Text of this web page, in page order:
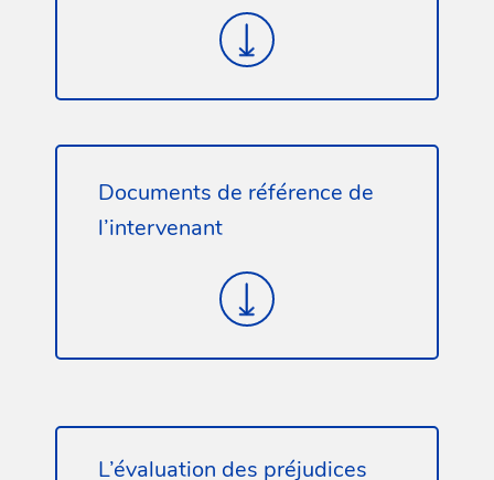
Documents de référence de
l’intervenant
L’évaluation des préjudices